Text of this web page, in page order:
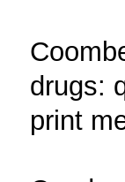
drugs:
print